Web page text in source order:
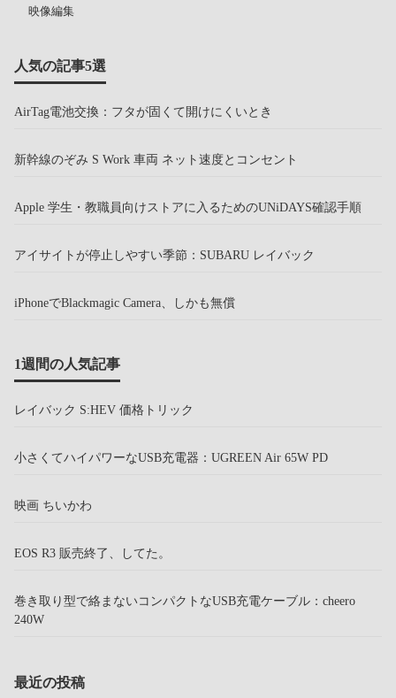
映像編集
人気の記事5選
AirTag電池交換：フタが固くて開けにくいとき
新幹線のぞみ S Work 車両 ネット速度とコンセント
Apple 学生・教職員向けストアに入るためのUNiDAYS確認手順
アイサイトが停止しやすい季節：SUBARU レイバック
iPhoneでBlackmagic Camera、しかも無償
1週間の人気記事
レイバック S:HEV 価格トリック
小さくてハイパワーなUSB充電器：UGREEN Air 65W PD
映画 ちいかわ
EOS R3 販売終了、してた。
巻き取り型で絡まないコンパクトなUSB充電ケーブル：cheero
240W
最近の投稿